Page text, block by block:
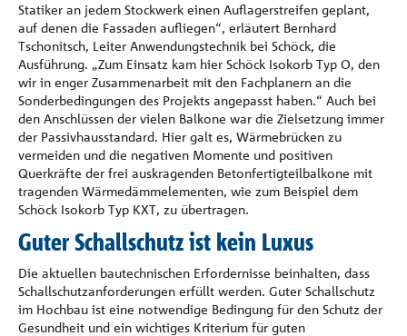
Statiker an jedem Stockwerk einen Auflagerstreifen geplant,
auf denen die Fassaden aufliegen“, erläutert Bernhard
Tschonitsch, Leiter Anwendungstechnik bei Schöck, die
Ausführung. „Zum Einsatz kam hier Schöck Isokorb Typ O, den
wir in enger Zusammenarbeit mit den Fachplanern an die
Sonderbedingungen des Projekts angepasst haben.“ Auch bei
den Anschlüssen der vielen Balkone war die Zielsetzung immer
der Passivhausstandard. Hier galt es, Wärmebrücken zu
vermeiden und die negativen Momente und positiven
Querkräfte der frei auskragenden Betonfertigteilbalkone mit
tragenden Wärmedämmelementen, wie zum Beispiel dem
Schöck Isokorb Typ KXT, zu übertragen.
Guter Schallschutz ist kein Luxus
Die aktuellen bautechnischen Erfordernisse beinhalten, dass
Schallschutzanforderungen erfüllt werden. Guter Schallschutz
im Hochbau ist eine notwendige Bedingung für den Schutz der
Gesundheit und ein wichtiges Kriterium für guten